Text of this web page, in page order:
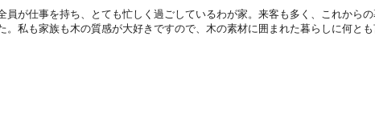
員が仕事を持ち、とても忙しく過ごしているわが家。来客も多く、これから
。私も家族も木の質感が大好きですので、木の素材に囲まれた暮らしに何とも